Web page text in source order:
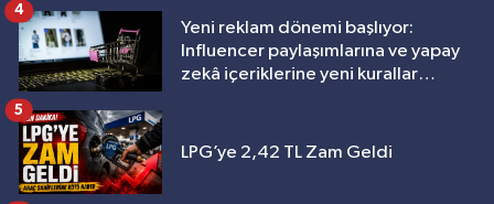
Yeni reklam dönemi başlıyor:
Influencer paylaşımlarına ve yapay
zekâ içeriklerine yeni kurallar
4
LPG’ye 2,42 TL Zam Geldi
5